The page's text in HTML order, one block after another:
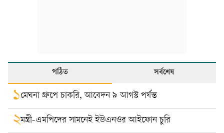
পঠিত সর্বশেষ
১মেঘনা গ্রুপে চাকরি, আবেদন ৯ আগস্ট পর্যন্ত
২মন্ত্রী-এমপিদের সামনেই ইউএনওর আইফোন চুরি